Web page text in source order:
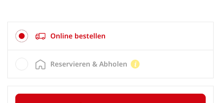
Online bestellen
Reservieren & Abholen